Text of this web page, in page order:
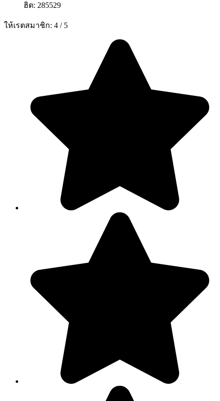
ฮิต: 285529
ให้เรตสมาชิก: 4 / 5